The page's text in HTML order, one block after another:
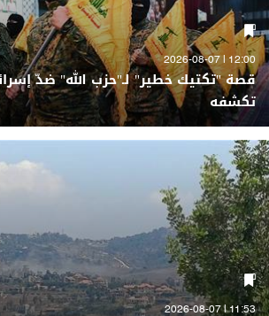
12:00 | 2026-08-07
قصة "تكتيك خطير" لـ"حزب الله" ضدّ
تكشفه
11:53 | 2026-08-07